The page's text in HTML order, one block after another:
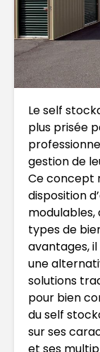
Le self
plus prisée
gestion de
Ce concept
disposition
types de
avantages,
une
solutions
pour bien
du self
sur ses